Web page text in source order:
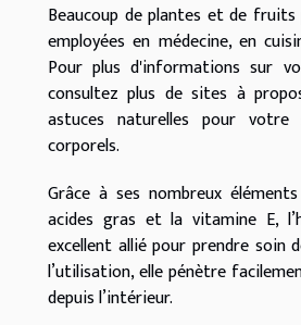
Beaucoup de plantes et de
employées en médecine, en
Pour plus d'informations sur
consultez plus de sites à
astuces naturelles pour
corporels.
Grâce à ses nombreux
acides gras et la vitamine E,
excellent allié pour prendre soin
l’utilisation, elle pénètre
depuis l’intérieur.